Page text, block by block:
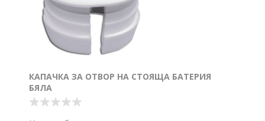
КАПАЧКА ЗА ОТВОР НА СТОЯЩА БАТЕРИЯ
БЯЛА